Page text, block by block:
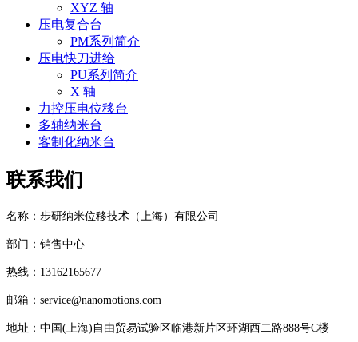
XYZ 轴
压电复合台
PM系列简介
压电快刀进给
PU系列简介
X 轴
力控压电位移台
多轴纳米台
客制化纳米台
联系我们
名称：步研纳米位移技术（上海）有限公司
部门：销售中心
热线：13162165677
邮箱：service@nanomotions.com
地址：中国(上海)自由贸易试验区临港新片区环湖西二路888号C楼